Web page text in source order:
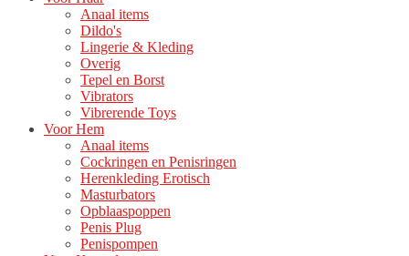
Anaal items
Dildo's
Lingerie & Kleding
Overig
Tepel en Borst
Vibrators
Vibrerende Toys
Voor Hem
Anaal items
Cockringen en Penisringen
Herenkleding Erotisch
Masturbators
Opblaaspoppen
Penis Plug
Penispompen